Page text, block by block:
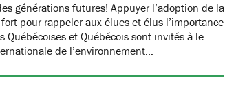
générations futures! Appuyer l’adoption de la
pour rappeler aux élues et élus l’importance
Québécoises et Québécois sont invités à le
de l’environnement…